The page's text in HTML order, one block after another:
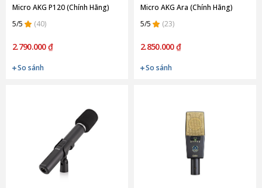
Micro AKG P120 (Chính Hãng)
5/5
(40)
2.790.000 ₫
So sánh
Micro AKG Ara (Chính Hãng)
5/5
(23)
2.850.000 ₫
So sánh